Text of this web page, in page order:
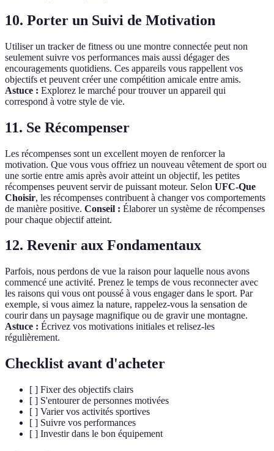
10. Porter un Suivi de Motivation
Utiliser un tracker de fitness ou une montre connectée peut non
seulement suivre vos performances mais aussi dégager des
encouragements quotidiens. Ces appareils vous rappellent vos
objectifs et peuvent créer une compétition amicale entre amis.
Astuce : Explorez le marché pour trouver un appareil qui
correspond à votre style de vie.
11. Se Récompenser
Les récompenses sont un excellent moyen de renforcer la
motivation. Que vous vous offriez un nouveau vêtement de sport ou
une sortie entre amis après avoir atteint un objectif, les petites
récompenses peuvent servir de puissant moteur. Selon UFC-Que
Choisir, les récompenses contribuent à changer vos comportements
de manière positive. Conseil : Élaborer un système de récompenses
pour chaque objectif atteint.
12. Revenir aux Fondamentaux
Parfois, nous perdons de vue la raison pour laquelle nous avons
commencé une activité. Prenez le temps de vous reconnecter avec
les raisons qui vous ont poussé à vous engager dans le sport. Par
exemple, si vous aimez la nature, rappelez-vous la sensation de
courir dans un paysage magnifique ou de gravir une montagne.
Astuce : Écrivez vos motivations initiales et relisez-les
régulièrement.
Checklist avant d'acheter
[ ] Fixer des objectifs clairs
[ ] S'entourer de personnes motivées
[ ] Varier vos activités sportives
[ ] Suivre vos performances
[ ] Investir dans le bon équipement